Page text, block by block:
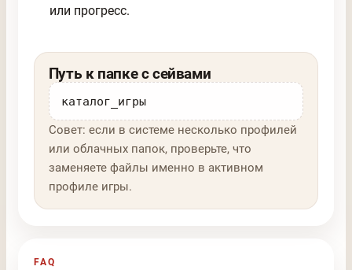
или прогресс.
Путь к папке с сейвами
каталог_игры
Совет: если в системе несколько профилей
или облачных папок, проверьте, что
заменяете файлы именно в активном
профиле игры.
FAQ